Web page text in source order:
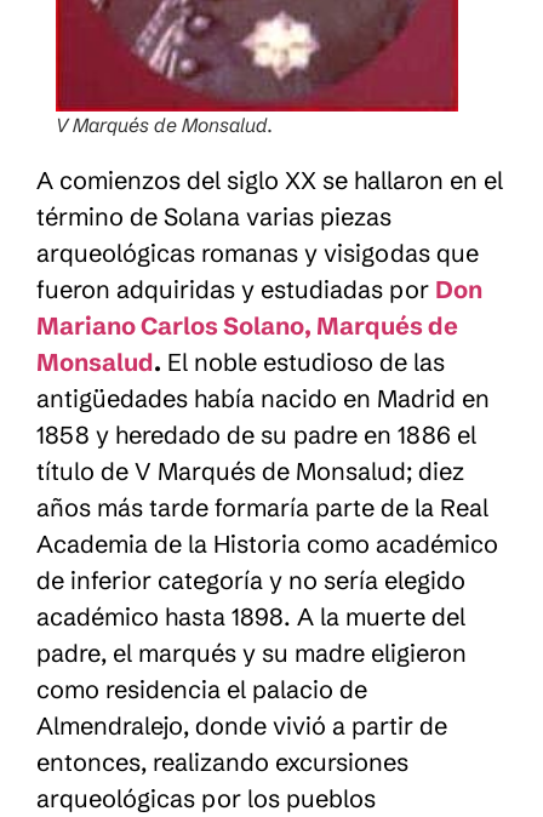
V Marqués de Monsalud.
A comienzos del siglo XX se hallaron en el
término de Solana varias piezas
arqueológicas romanas y visigodas que
fueron adquiridas y estudiadas por Don
Mariano Carlos Solano, Marqués de
Monsalud. El noble estudioso de las
antigüedades había nacido en Madrid en
1858 y heredado de su padre en 1886 el
título de V Marqués de Monsalud; diez
años más tarde formaría parte de la Real
Academia de la Historia como académico
de inferior categoría y no sería elegido
académico hasta 1898. A la muerte del
padre, el marqués y su madre eligieron
como residencia el palacio de
Almendralejo, donde vivió a partir de
entonces, realizando excursiones
arqueológicas por los pueblos